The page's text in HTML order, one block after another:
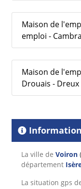
Maison de
emploi -
Maison de
Drouais - Dreux
La ville de Voiron
département
La situation gps